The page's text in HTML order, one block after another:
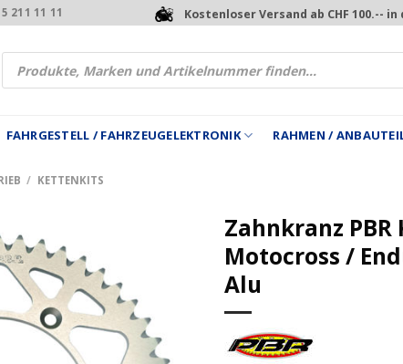
211 11 11 Kostenloser Versand ab CHF 100.-- in
Products
search
FAHRGESTELL / FAHRZEUGELEKTRONIK RAHMEN /
/ KETTENKITS
Zahnkranz PBR
Motocross /
Alu